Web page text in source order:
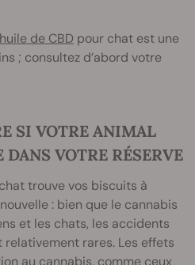
huile de CBD pour chat est une
; consultez d’abord votre
SI VOTRE ANIMAL
DANS VOTRE RÉSERVE
trouve vos biscuits à
: bien que le cannabis
et les chats, les accidents
relativement rares. Les effets
au cannabis, comme ceux